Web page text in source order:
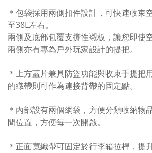
＊包袋採用兩側扣件設計，可快速收束
至38L左右。
兩側及底部包覆支撐性襯板，讓您即使
兩側亦有專為戶外玩家設計的提把。
＊上方蓋片兼具防盜功能與收束手提把
的織帶則可作為連接背帶的固定點。
＊內部設有兩個網袋，方便分類收納物
間位置，方便每一次開啟。
＊正面寬織帶可固定於行李箱拉桿，提